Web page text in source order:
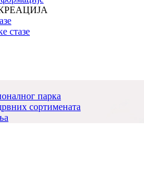
стазе
парка
сортимената